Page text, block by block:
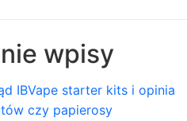
wpisy
IBVape starter kits i opinia
czy papierosy